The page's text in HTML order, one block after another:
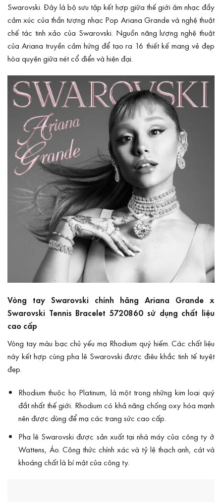
Swarovski. Đây là bộ sưu tập kết hợp giữa thế giới âm nhạc đầy
cảm xúc của thần tượng nhạc Pop Ariana Grande và nghệ thuật
chế tác tinh xảo của Swarovski. Nguồn năng lượng nghệ thuật
của Ariana truyền cảm hứng để tạo ra 16 thiết kế mang vẻ đẹp
hòa quyện giữa nét cổ điển và hiện đại.
Vòng tay Swarovski chính hãng Ariana Grande x
Swarovski Tennis Bracelet 5720860 sử dụng chất liệu
cao cấp
Vòng tay màu bạc chủ yếu mạ Rhodium quý hiếm. Các chất liệu
này kết hợp cùng pha lê Swarovski được điêu khắc tinh tế tuyệt
đẹp.
Rhodium thuộc họ Platinum, là một trong những kim loại quý
đắt nhất thế giới. Rhodium có khả năng chống oxy hóa mạnh
nên được dùng để mạ các trang sức cao cấp.
Pha lê Swarovski được sản xuất tại nhà máy của công ty ở
Wattens, Áo. Công thức chính xác và tỷ lệ thạch anh, cát và
khoáng chất là bí mật của công ty.